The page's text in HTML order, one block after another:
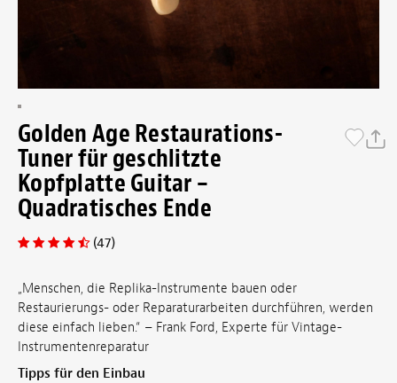
Golden Age Restaurations-
Tuner für geschlitzte
Kopfplatte Guitar –
Quadratisches Ende
(47)
„Menschen, die Replika-Instrumente bauen oder
Restaurierungs- oder Reparaturarbeiten durchführen, werden
diese einfach lieben.“ – Frank Ford, Experte für Vintage-
Instrumentenreparatur
Tipps für den Einbau